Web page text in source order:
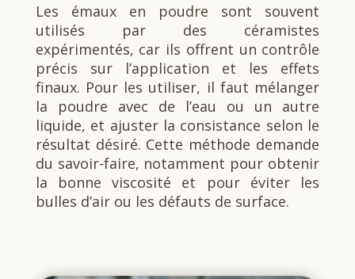
Les émaux en poudre sont souvent
utilisés par des céramistes
expérimentés, car ils offrent un contrôle
précis sur l’application et les effets
finaux. Pour les utiliser, il faut mélanger
la poudre avec de l’eau ou un autre
liquide, et ajuster la consistance selon le
résultat désiré. Cette méthode demande
du savoir-faire, notamment pour obtenir
la bonne viscosité et pour éviter les
bulles d’air ou les défauts de surface.